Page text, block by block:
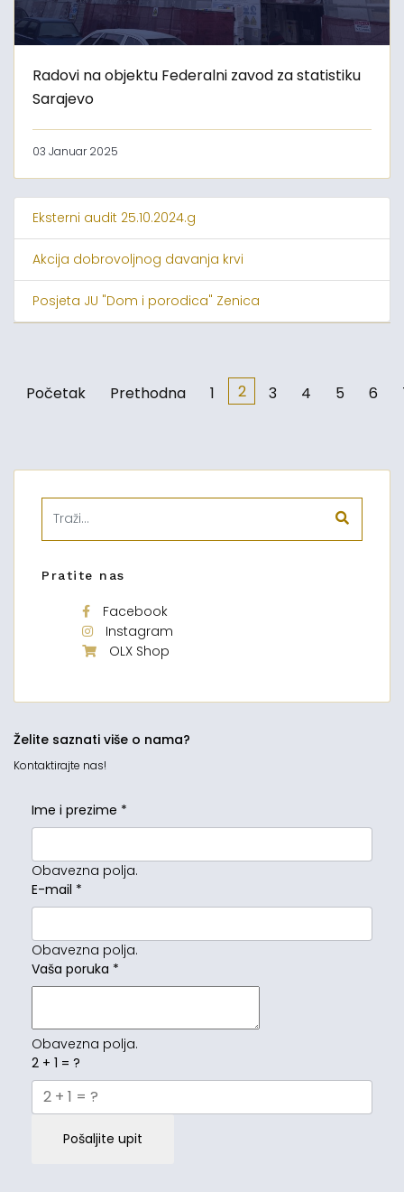
Radovi na objektu Federalni zavod za statistiku
Sarajevo
03 Januar 2025
Eksterni audit 25.10.2024.g
Akcija dobrovoljnog davanja krvi
Posjeta JU "Dom i porodica" Zenica
Početak Prethodna 1 2 3 4 5 6
Pratite nas
Facebook
Instagram
OLX Shop
Želite saznati više o nama?
Kontaktirajte nas!
Ime i prezime *
Obavezna polja.
E-mail *
Obavezna polja.
Vaša poruka *
Obavezna polja.
2 + 1 = ?
Pošaljite upit